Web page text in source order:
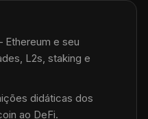
Ethereum e seu
L2s, staking e
didáticas dos
ao DeFi.